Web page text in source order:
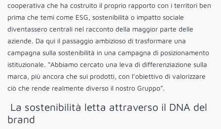
cooperativa che ha costruito il proprio rapporto con i territori ben
prima che temi come ESG, sostenibilità o impatto sociale
diventassero centrali nel racconto della maggior parte delle
aziende. Da qui il passaggio ambizioso di trasformare una
campagna sulla sostenibilità in una campagna di posizionamento
istituzionale. “Abbiamo cercato una leva di differenziazione sulla
marca, più ancora che sui prodotti, con l’obiettivo di valorizzare
ciò che rende realmente diverso il nostro Gruppo”.
La sostenibilità letta attraverso il DNA del
brand